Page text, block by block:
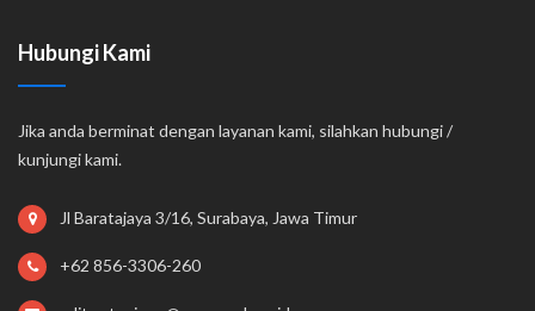
Hubungi Kami
Jika anda berminat dengan layanan kami, silahkan hubungi /
kunjungi kami.
Jl Baratajaya 3/16, Surabaya, Jawa Timur
+62 856-3306-260